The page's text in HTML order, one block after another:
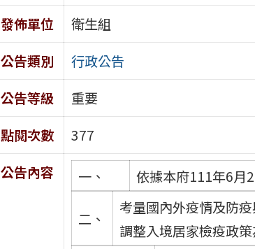
發佈單位
衛生組
公告類別
行政公告
公告等級
重要
點閱次數
377
公告內容
一、 依據本府111年6月
二、
考量國內外疫情及防
調整入境居家檢疫政